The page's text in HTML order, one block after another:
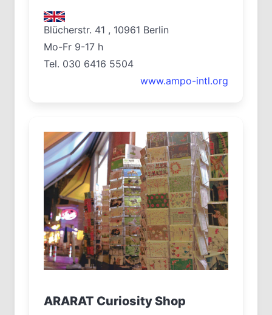
Blücherstr. 41 , 10961 Berlin
Mo-Fr 9-17 h
Tel. 030 6416 5504
www.ampo-intl.org
ARARAT Curiosity Shop